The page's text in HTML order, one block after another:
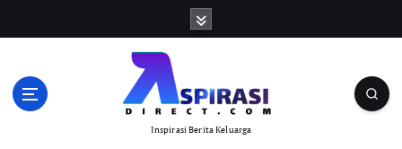
Inspirasi Berita Keluarga